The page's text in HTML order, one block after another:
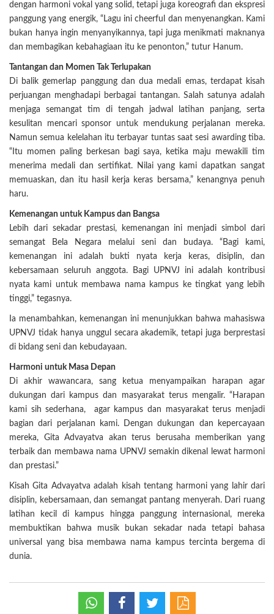
dengan harmoni vokal yang solid, tetapi juga koreografi dan ekspresi
panggung yang energik, “Lagu ini cheerful dan menyenangkan. Kami
bukan hanya ingin menyanyikannya, tapi juga menikmati maknanya
dan membagikan kebahagiaan itu ke penonton,” tutur Hanum.
Tantangan dan Momen Tak Terlupakan
Di balik gemerlap panggung dan dua medali emas, terdapat kisah
perjuangan menghadapi berbagai tantangan. Salah satunya adalah
menjaga semangat tim di tengah jadwal latihan panjang, serta
kesulitan mencari sponsor untuk mendukung perjalanan mereka.
Namun semua kelelahan itu terbayar tuntas saat sesi awarding tiba.
“Itu momen paling berkesan bagi saya, ketika maju mewakili tim
menerima medali dan sertifikat. Nilai yang kami dapatkan sangat
memuaskan, dan itu hasil kerja keras bersama,” kenangnya penuh
haru.
Kemenangan untuk Kampus dan Bangsa
Lebih dari sekadar prestasi, kemenangan ini menjadi simbol dari
semangat Bela Negara melalui seni dan budaya. “Bagi kami,
kemenangan ini adalah bukti nyata kerja keras, disiplin, dan
kebersamaan seluruh anggota. Bagi UPNVJ ini adalah kontribusi
nyata kami untuk membawa nama kampus ke tingkat yang lebih
tinggi,” tegasnya.
Ia menambahkan, kemenangan ini menunjukkan bahwa mahasiswa
UPNVJ tidak hanya unggul secara akademik, tetapi juga berprestasi
di bidang seni dan kebudayaan.
Harmoni untuk Masa Depan
Di akhir wawancara, sang ketua menyampaikan harapan agar
dukungan dari kampus dan masyarakat terus mengalir. “Harapan
kami sih sederhana, agar kampus dan masyarakat terus menjadi
bagian dari perjalanan kami. Dengan dukungan dan kepercayaan
mereka, Gita Advayatva akan terus berusaha memberikan yang
terbaik dan membawa nama UPNVJ semakin dikenal lewat harmoni
dan prestasi.”
Kisah Gita Advayatva adalah kisah tentang harmoni yang lahir dari
disiplin, kebersamaan, dan semangat pantang menyerah. Dari ruang
latihan kecil di kampus hingga panggung internasional, mereka
membuktikan bahwa musik bukan sekadar nada tetapi bahasa
universal yang bisa membawa nama kampus tercinta bergema di
dunia.